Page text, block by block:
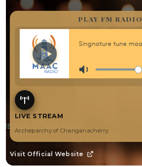
PLAY FM RADIO
LIVE STREAM
Archeparchy of Changanacherry
Visit Official Website